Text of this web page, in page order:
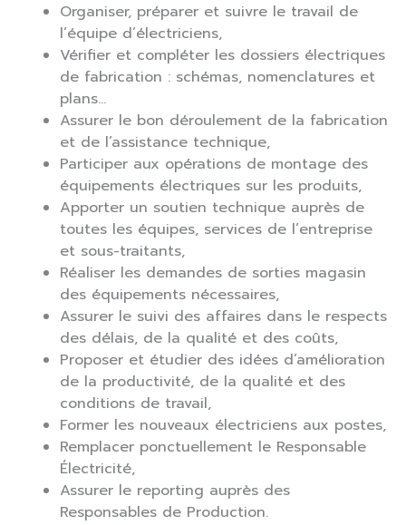
Organiser, préparer et suivre le travail de
l’équipe d’électriciens,
Vérifier et compléter les dossiers électriques
de fabrication : schémas, nomenclatures et
plans…
Assurer le bon déroulement de la fabrication
et de l’assistance technique,
Participer aux opérations de montage des
équipements électriques sur les produits,
Apporter un soutien technique auprès de
toutes les équipes, services de l’entreprise
et sous-traitants,
Réaliser les demandes de sorties magasin
des équipements nécessaires,
Assurer le suivi des affaires dans le respects
des délais, de la qualité et des coûts,
Proposer et étudier des idées d’amélioration
de la productivité, de la qualité et des
conditions de travail,
Former les nouveaux électriciens aux postes,
Remplacer ponctuellement le Responsable
Électricité,
Assurer le reporting auprès des
Responsables de Production.